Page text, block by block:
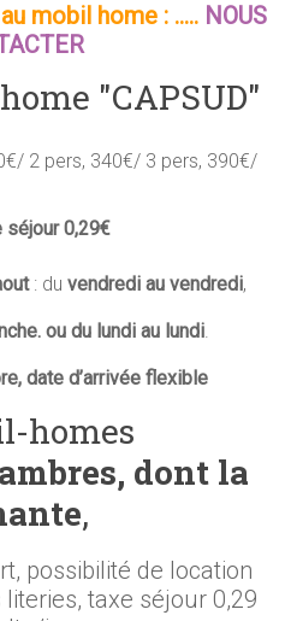
mobil home : ….. NOUS
"CAPSUD"
2 pers, 340€/ 3 pers, 390€/
séjour 0,29€
: du vendredi au vendredi,
ou du lundi au lundi.
date d’arrivée flexible
homes
dont la
,
possibilité de location
taxe séjour 0,29